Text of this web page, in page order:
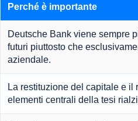
Perché è importante
Deutsche Bank viene sempre
futuri piuttosto che
aziendale.
La restituzione del capitale e
elementi centrali della tesi